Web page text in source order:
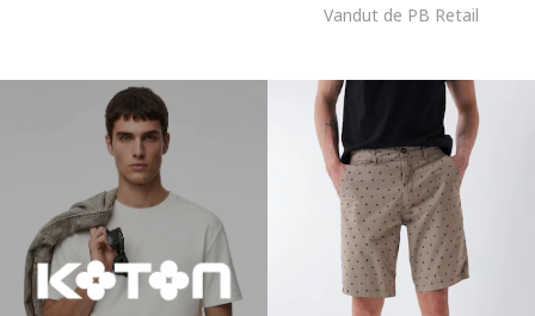
Vandut de PB Retail